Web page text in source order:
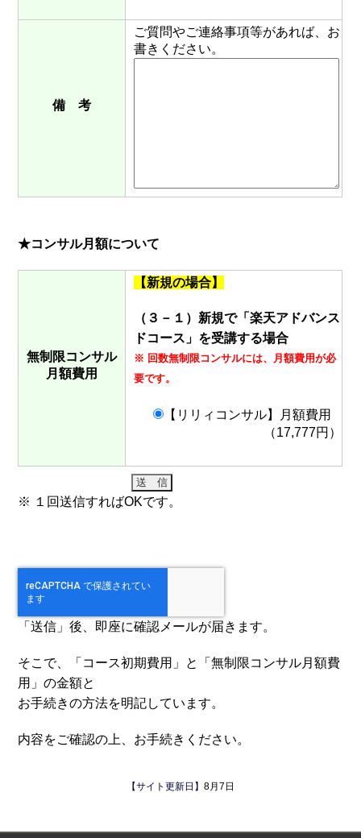
備 考
ご質問やご連絡事項等があれば、お
書きください。
★コンサル月額について
無制限コンサル
月額費用
【新規の場合】
（３－１）新規で「楽天アドバンス
ドコース」を受講する場合
※ 回数無制限コンサルには、月額費用が必
要です。
【リリィコンサル】月額費用
（17,777円）
※ １回送信すればOKです。
「送信」後、即座に確認メールが届きます。
そこで、「コース初期費用」と「無制限コンサル月額費
用」の金額と
お手続きの方法を明記しています。
内容をご確認の上、お手続きください。
【サイト更新日】 8月7日